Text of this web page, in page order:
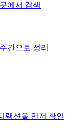
에서 검색
간으로 정리
렉션을 먼저 확인